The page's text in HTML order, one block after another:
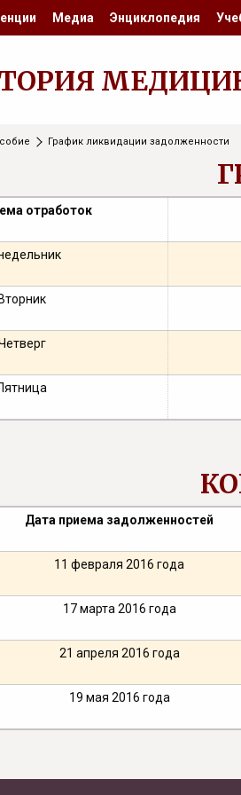
Медиа Энциклопедия
График ликвидации задолженности
отработок
Вторник
Дата приема задолженностей
11 февраля 2016 года
17 марта 2016 года
21 апреля 2016 года
19 мая 2016 года